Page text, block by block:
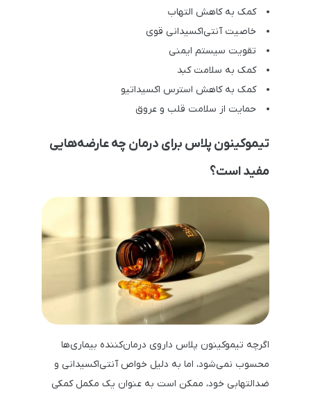
کمک به کاهش التهاب
خاصیت آنتی‌اکسیدانی قوی
تقویت سیستم ایمنی
کمک به سلامت کبد
کمک به کاهش استرس اکسیداتیو
حمایت از سلامت قلب و عروق
تیموکینون پلاس برای درمان چه عارضه‌هایی
مفید است؟
اگرچه تیموکینون پلاس داروی درمان‌کننده بیماری‌ها
محسوب نمی‌شود، اما به دلیل خواص آنتی‌اکسیدانی و
ضدالتهابی خود، ممکن است به عنوان یک مکمل کمکی